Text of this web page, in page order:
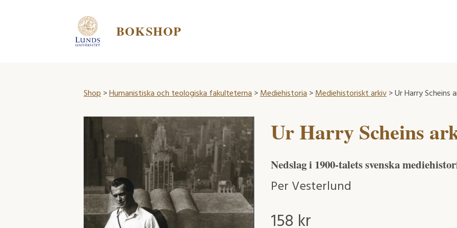
BOKSHOP
Shop>Humanistiska och teologiska fakulteterna>Mediehistoria>Mediehistoriskt arkiv> Ur Harry Scheins
Ur Harry Scheins
Nedslag i 1900-talets svenska
Per Vesterlund
158 kr